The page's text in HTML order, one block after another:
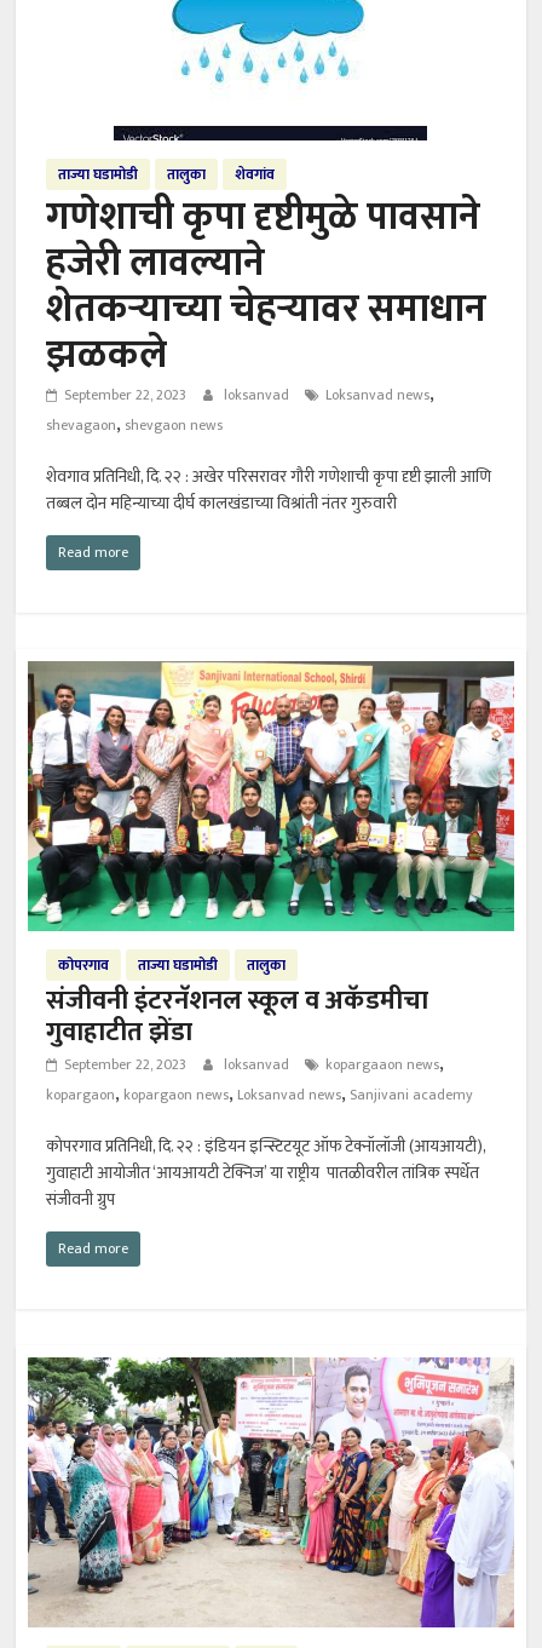
ताज्या घडामोडी तालुका शेवगांव
गणेशाची कृपा दृष्टीमुळे पावसाने
हजेरी लावल्याने
शेतकऱ्याच्या चेहऱ्यावर समाधान
झळकले
September 22, 2023 loksanvad Loksanvad news,
shevagaon, shevgaon news
शेवगाव प्रतिनिधी, दि. २२ : अखेर परिसरावर गौरी गणेशाची कृपा दृष्टी झाली आणि
तब्बल दोन महिन्याच्या दीर्घ कालखंडाच्या विश्रांती नंतर गुरुवारी
Read more
कोपरगाव ताज्या घडामोडी तालुका
संजीवनी इंटरनॅशनल स्कूल व अकॅडमीचा
गुवाहाटीत झेंडा
September 22, 2023 loksanvad kopargaaon news,
kopargaon, kopargaon news, Loksanvad news, Sanjivani academy
कोपरगाव प्रतिनिधी, दि. २२ : इंडियन इन्स्टिटयूट ऑफ टेक्नॉलॉजी (आयआयटी),
गुवाहाटी आयोजीत ‘आयआयटी टेक्निज’ या राष्ट्रीय पातळीवरील तांत्रिक स्पर्धेत
संजीवनी ग्रुप
Read more